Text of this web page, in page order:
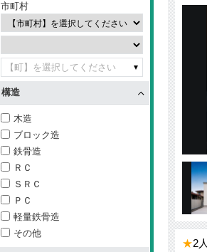
★2
市町村
【町】を選択してください
構造
木造
ブロック造
鉄骨造
ＲＣ
ＳＲＣ
ＰＣ
軽量鉄骨造
その他